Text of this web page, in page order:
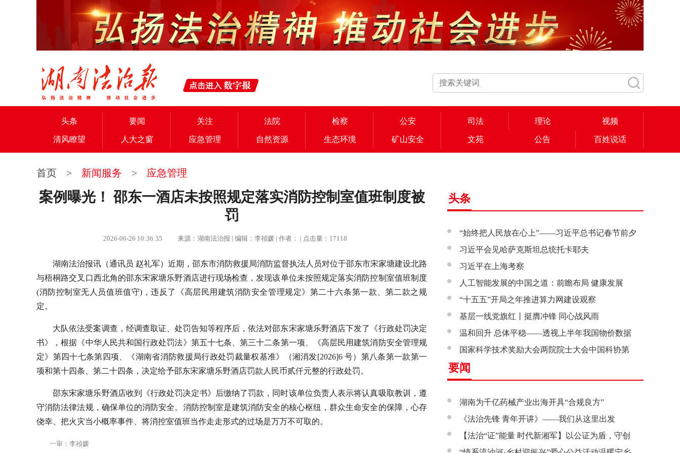
头条 要闻 关注 法院 检察 公安 司法 理论 视频
清风瞭望 人大之窗 应急管理 自然资源 生态环境 矿山安全 文苑 公告 百姓说话
首页 > 新闻服务 > 应急管理
案例曝光！ 邵东一酒店未按照规定落实消防控制室值班制度被
罚
2026-06-26 10:36:35 来源：湖南法治报 | 编辑：李祯媛 | 作者： | 点击量：17118
湖南法治报讯（通讯员 赵礼军）近期，邵东市消防救援局消防监督执法人员对位于邵东市宋家塘建设北路
与梧桐路交叉口西北角的邵东宋家塘乐野酒店进行现场检查，发现该单位未按照规定落实消防控制室值班制度
(消防控制室无人员值班值守)，违反了《高层民用建筑消防安全管理规定》第二十六条第一款、第二款之规
定。
大队依法受案调查，经调查取证、处罚告知等程序后，依法对邵东宋家塘乐野酒店下发了《行政处罚决定
书》，根据《中华人民共和国行政处罚法》第五十七条、第三十二条第一项、《高层民用建筑消防安全管理规
定》第四十七条第四项、《湖南省消防救援局行政处罚裁量权基准》（湘消发[2026]6 号）第八条第一款第一
项和第十四条、第二十四条，决定给予邵东宋家塘乐野酒店罚款人民币贰仟元整的行政处罚。
邵东宋家塘乐野酒店收到《行政处罚决定书》后缴纳了罚款，同时该单位负责人表示将认真吸取教训，遵
守消防法律法规，确保单位的消防安全。消防控制室是建筑消防安全的核心枢纽，群众生命安全的保障，心存
侥幸、把火灾当小概率事件、将消控室值班当作走走形式的过场是万万不可取的。
一审：李祯媛
头条
“始终把人民放在心上”——习近平总书记春节前夕
赴辽宁看望慰问基层干部群众纪实
习近平会见哈萨克斯坦总统托卡耶夫
习近平在上海考察
人工智能发展的中国之道：前瞻布局 健康发展
“十五五”开局之年推进算力网建设观察
基层一线党旗红丨挺膺冲锋 同心战风雨
温和回升 总体平稳——透视上半年我国物价数据
国家科学技术奖励大会两院院士大会中国科协第
十一次全国代表大会在京召开
要闻
湖南为千亿药械产业出海开具“合规良方”
《法治先锋 青年开讲》——我们从这里出发
【法治“证”能量 时代新湘军】以公证为盾，守创